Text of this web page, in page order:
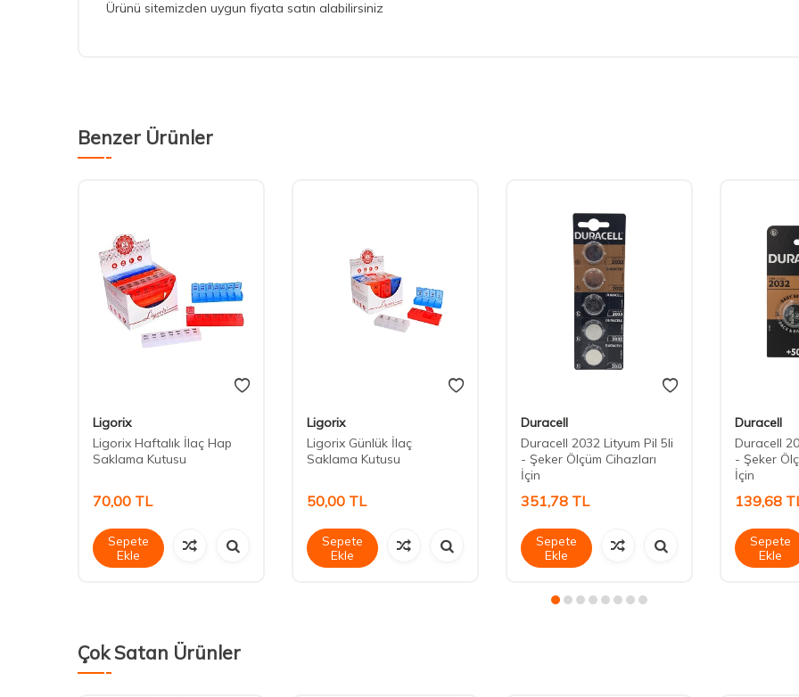
Ürünü sitemizden uygun fiyata satın alabilirsiniz
Benzer Ürünler
Ligorix
Ligorix Haftalık İlaç Hap
Saklama Kutusu
70,00 TL
Sepete
Ekle
Ligorix
Ligorix Günlük İlaç
Saklama Kutusu
50,00 TL
Sepete
Ekle
Duracell
Duracell 2032 Lityum Pil 5li
- Şeker Ölçüm Cihazları
İçin
351,78 TL
Sepete
Ekle
Duracell
Duracell
- Şeker
İçin
139,68
Sepete
Ekle
Çok Satan Ürünler